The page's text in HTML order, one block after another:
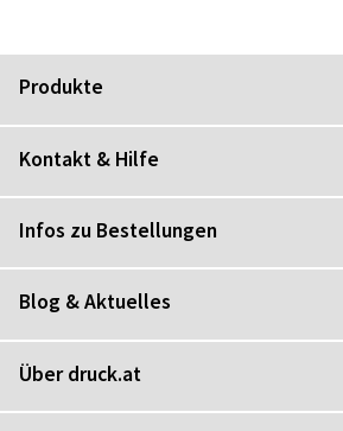
Produkte
Kontakt & Hilfe
Infos zu Bestellungen
Blog & Aktuelles
Über druck.at